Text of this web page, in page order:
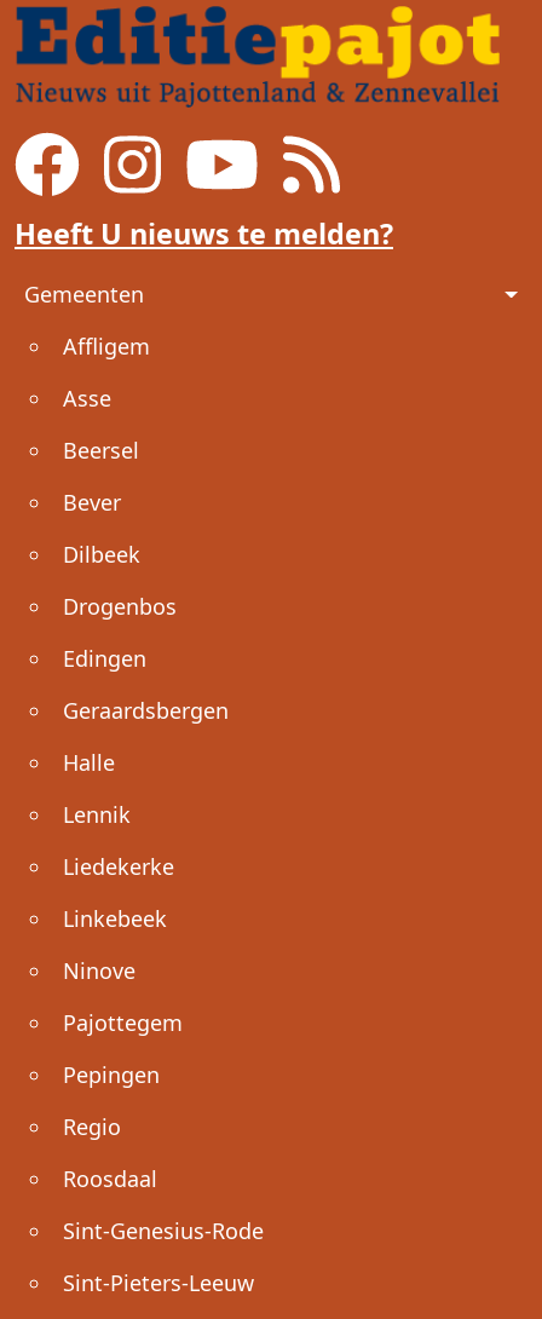
Heeft U nieuws te melden?
Voet
Gemeenten
Affligem
Asse
Beersel
Bever
Dilbeek
Drogenbos
Edingen
Geraardsbergen
Halle
Lennik
Liedekerke
Linkebeek
Ninove
Pajottegem
Pepingen
Regio
Roosdaal
Sint-Genesius-Rode
Sint-Pieters-Leeuw